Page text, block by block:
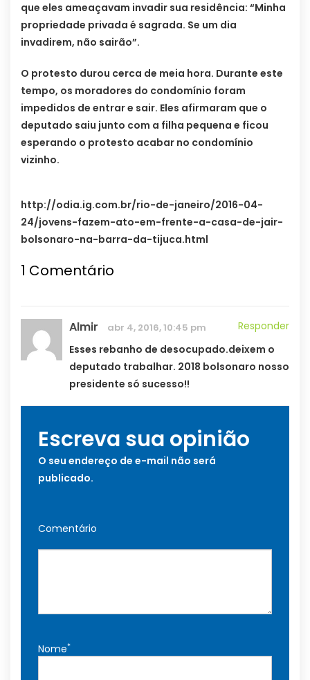
que eles ameaçavam invadir sua residência: “Minha
propriedade privada é sagrada. Se um dia
invadirem, não sairão”.
O protesto durou cerca de meia hora. Durante este
tempo, os moradores do condomínio foram
impedidos de entrar e sair. Eles afirmaram que o
deputado saiu junto com a filha pequena e ficou
esperando o protesto acabar no condomínio
vizinho.
http://odia.ig.com.br/rio-de-janeiro/2016-04-
24/jovens-fazem-ato-em-frente-a-casa-de-jair-
bolsonaro-na-barra-da-tijuca.html
1 Comentário
Almir abr 4, 2016, 10:45 pm
Responder
Esses rebanho de desocupado.deixem o
deputado trabalhar. 2018 bolsonaro nosso
presidente só sucesso!!
Escreva sua opinião
O seu endereço de e-mail não será
publicado.
Comentário
Nome*